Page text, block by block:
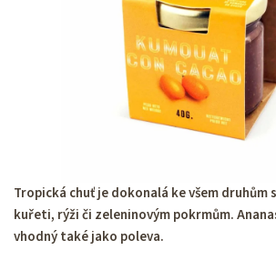
Tropická chuť je dokonalá ke všem druhům
kuřeti, rýži či zeleninovým pokrmům.
vhodný také jako poleva.